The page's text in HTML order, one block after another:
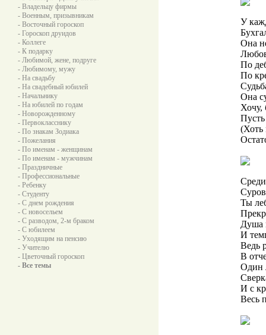
- Владельцу фирмы
- Военным, призывникам
- Восточный гороскоп
- Гороскоп друидов
- Коллеге
- К подарку
- Любимой, жене, подруге
- Любимому, мужу
- На свадьбу
- На свадебный юбилей
- Начальнику
- На юбилей по годам
- Новорожденному
- Первокласснику
- По знакам Зодиака
- Пожелания
- По именам - женщинам
- По именам - мужчинам
- Праздничные
- Профессиональные
- Ребенку
- Студенту
- С днем рождения
- С новосельем
- С разводом, 2-м браком
- С юбилеем
- Уходящим на пенсию
- Учителю
- Цветочный гороскоп
- Все темы
У
Она
По
По
Она
Хочу,
(Хоть
Ты
Душа
И
Ведь
В
Один
И с
Весь